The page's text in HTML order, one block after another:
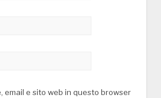
email e sito web in questo browser